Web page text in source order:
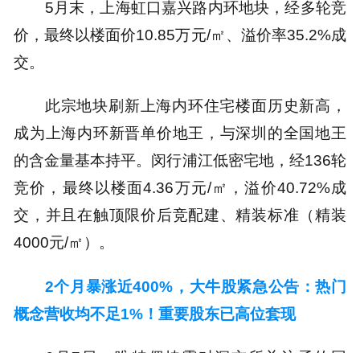
5月末，上海虹口嘉兴路内环地块，经多轮竞
价，最终以楼面价10.85万元/㎡、溢价率35.2%成
交。
此宗地块刷新上海内环住宅楼面历史新高，
成为上海内环新晋单价地王，与深圳的全国地王
的含金量基本持平。闵行浦江低密宅地，经136轮
竞价，最终以楼面4.36万元/㎡，溢价40.72%成
交，并且在触顶限价后竞配建、精装标准（精装
4000元/㎡）。
2个月暴涨近400%，大牛股紧急公告：热门
概念营收均不足1%！重要股东已高位套现